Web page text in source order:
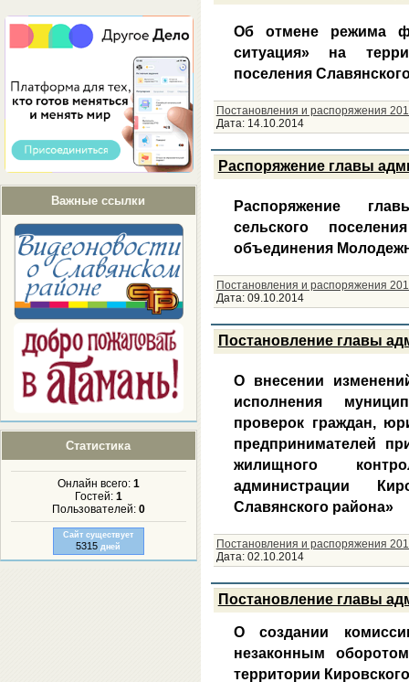
Важные ссылки
Статистика
Онлайн всего: 1
Гостей: 1
Пользователей: 0
Сайт существует
5315 дней
Об отмене режима
ситуация» на
поселения
Постановления и распоряжения
Дата: 14.10.2014
Распоряжение главы
Распоряжение
сельского
объединения
Постановления и распоряжения
Дата: 09.10.2014
Постановление главы
О внесении
исполнения
проверок граждан,
предпринимателей
жилищного
администрации
Славянского района»
Постановления и распоряжения
Дата: 02.10.2014
Постановление главы
О создании
незаконным
территории